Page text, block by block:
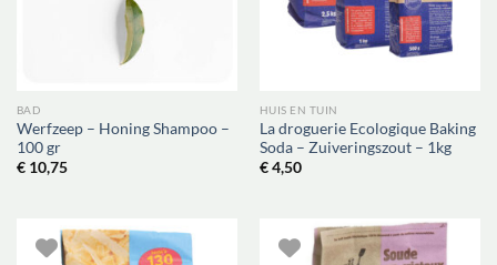
BAD
Werfzeep – Honing Shampoo –
100 gr
€10,75
HUIS EN TUIN
La droguerie Ecologique Baking
Soda – Zuiveringszout – 1kg
€4,50